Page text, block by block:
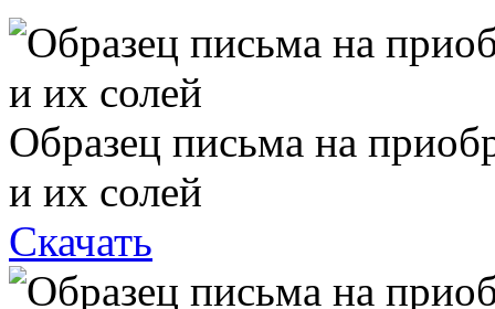
Образец письма на
и их солей
Скачать